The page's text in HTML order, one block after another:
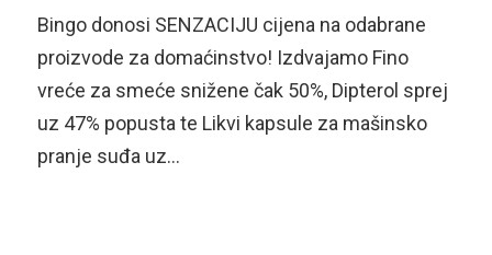
Bingo donosi SENZACIJU cijena na odabrane
proizvode za domaćinstvo! Izdvajamo Fino
vreće za smeće snižene čak 50%, Dipterol sprej
uz 47% popusta te Likvi kapsule za mašinsko
pranje suđa uz…